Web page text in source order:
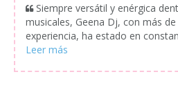
Siempre versátil y enérgica
musicales, Geena Dj, con más
experiencia, ha estado en